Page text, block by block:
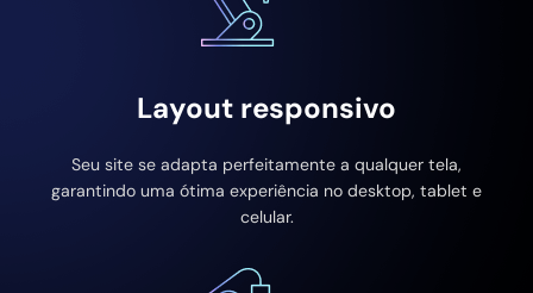
Layout responsivo
Seu site se adapta perfeitamente a qualquer tela,
garantindo uma ótima experiência no desktop, tablet e
celular.